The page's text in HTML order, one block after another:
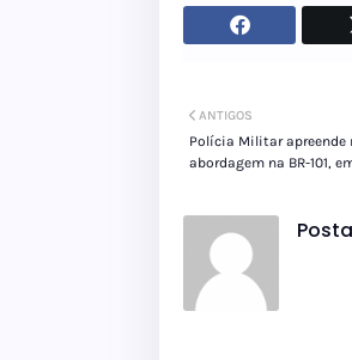
ANTIGOS
Polícia Militar apreende
abordagem na BR-101,